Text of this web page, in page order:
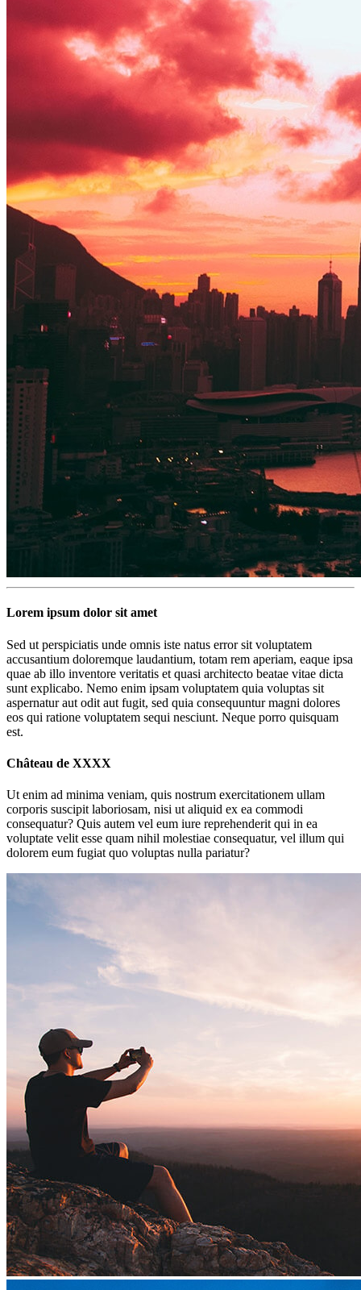
Lorem ipsum dolor sit amet
Sed ut perspiciatis unde omnis iste natus error sit voluptatem
accusantium doloremque laudantium, totam rem aperiam, eaque ipsa
quae ab illo inventore veritatis et quasi architecto beatae vitae dicta
sunt explicabo. Nemo enim ipsam voluptatem quia voluptas sit
aspernatur aut odit aut fugit, sed quia consequuntur magni dolores
eos qui ratione voluptatem sequi nesciunt. Neque porro quisquam
est.
Château de XXXX
Ut enim ad minima veniam, quis nostrum exercitationem ullam
corporis suscipit laboriosam, nisi ut aliquid ex ea commodi
consequatur? Quis autem vel eum iure reprehenderit qui in ea
voluptate velit esse quam nihil molestiae consequatur, vel illum qui
dolorem eum fugiat quo voluptas nulla pariatur?